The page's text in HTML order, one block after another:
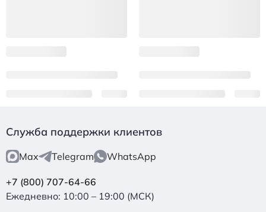
Служба поддержки клиентов
Max Telegram WhatsApp
+7 (800) 707-64-66
Ежедневно: 10:00 – 19:00 (МСК)